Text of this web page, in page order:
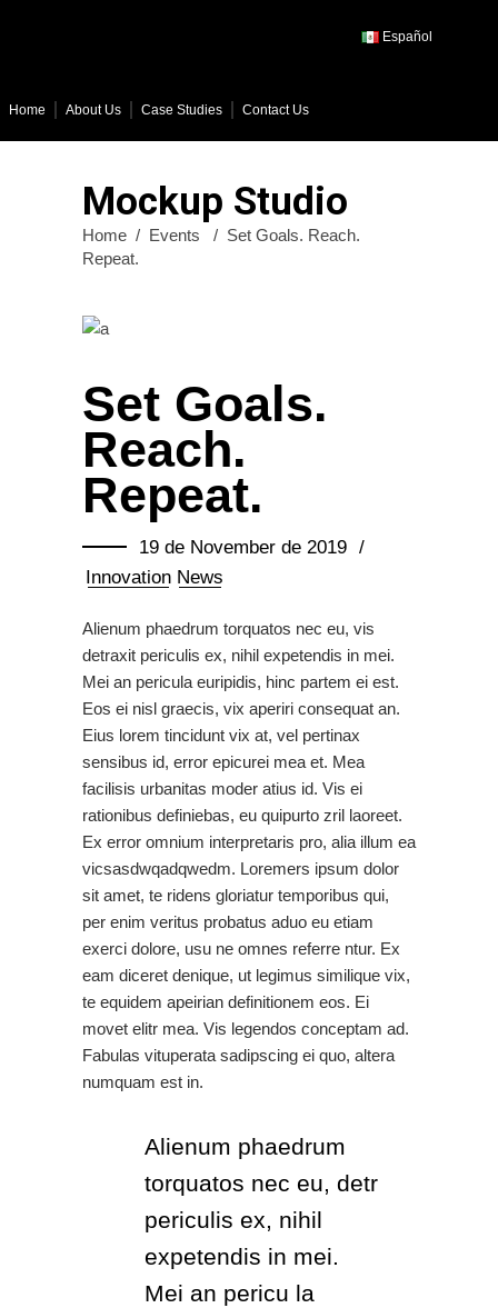
Español
Home About Us Case Studies Contact Us
Mockup Studio
Home / Events / Set Goals. Reach.
Repeat.
Set Goals.
Reach.
Repeat.
19 de November de 2019
Innovation News
Alienum phaedrum torquatos nec eu, vis
detraxit periculis ex, nihil expetendis in mei.
Mei an pericula euripidis, hinc partem ei est.
Eos ei nisl graecis, vix aperiri consequat an.
Eius lorem tincidunt vix at, vel pertinax
sensibus id, error epicurei mea et. Mea
facilisis urbanitas moder atius id. Vis ei
rationibus definiebas, eu quipurto zril laoreet.
Ex error omnium interpretaris pro, alia illum ea
vicsasdwqadqwedm. Loremers ipsum dolor
sit amet, te ridens gloriatur temporibus qui,
per enim veritus probatus aduo eu etiam
exerci dolore, usu ne omnes referre ntur. Ex
eam diceret denique, ut legimus similique vix,
te equidem apeirian definitionem eos. Ei
movet elitr mea. Vis legendos conceptam ad.
Fabulas vituperata sadipscing ei quo, altera
numquam est in.
Alienum phaedrum
torquatos nec eu, detr
periculis ex, nihil
expetendis in mei.
Mei an pericu la